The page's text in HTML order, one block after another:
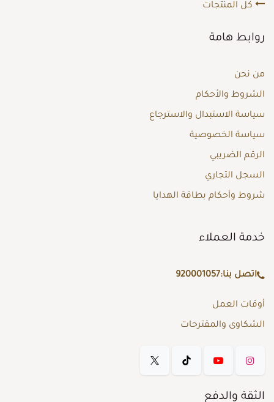
كل المنتجات
روابط هامة
من نحن
الشروط والأحكام
سياسة الاستبدال والاسترجاع
سياسة الخصوصية
الرقم الضريبي
السجل التجاري
شروط وأحكام بطاقة الهدايا
خدمة العملاء
اتصل بنا:920001057
أوقات العمل
الشكاوى والمقترحات
الثقة والدفع